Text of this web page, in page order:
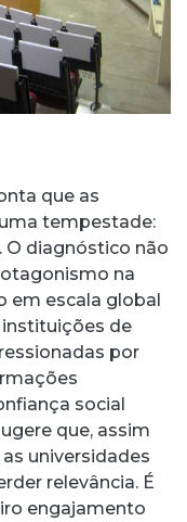
que as
tempestade:
O diagnóstico não
na
em escala global
instituições de
por
social
que, assim
universidades
relevância. É
engajamento